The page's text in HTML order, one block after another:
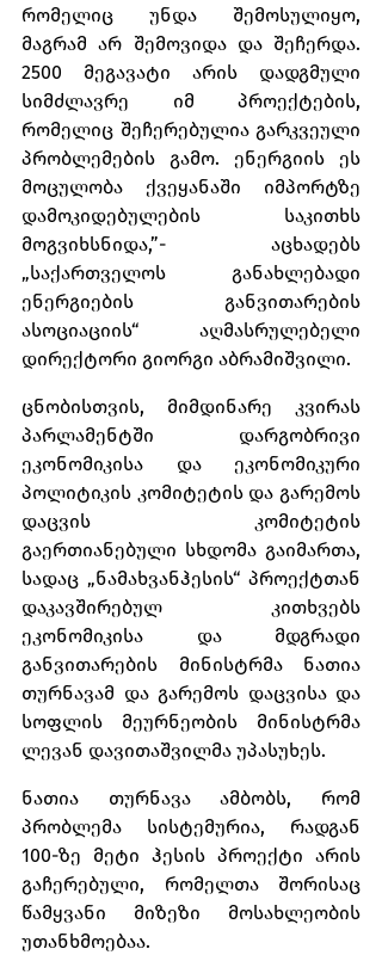
რომელიც უნდა შემოსულიყო,
მაგრამ არ შემოვიდა და შეჩერდა.
2500 მეგავატი არის დადგმული
სიმძლავრე იმ პროექტების,
რომელიც შეჩერებულია გარკვეული
პრობლემების გამო. ენერგიის ეს
მოცულობა ქვეყანაში იმპორტზე
დამოკიდებულების საკითხს
მოგვიხსნიდა,”- აცხადებს
„საქართველოს განახლებადი
ენერგიების განვითარების
ასოციაციის“ აღმასრულებელი
დირექტორი გიორგი აბრამიშვილი.
ცნობისთვის, მიმდინარე კვირას
პარლამენტში დარგობრივი
ეკონომიკისა და ეკონომიკური
პოლიტიკის კომიტეტის და გარემოს
დაცვის კომიტეტის
გაერთიანებული სხდომა გაიმართა,
სადაც „ნამახვანჰესის“ პროექტთან
დაკავშირებულ კითხვებს
ეკონომიკისა და მდგრადი
განვითარების მინისტრმა ნათია
თურნავამ და გარემოს დაცვისა და
სოფლის მეურნეობის მინისტრმა
ლევან დავითაშვილმა უპასუხეს.
ნათია თურნავა ამბობს, რომ
პრობლემა სისტემურია, რადგან
100-ზე მეტი ჰესის პროექტი არის
გაჩერებული, რომელთა შორისაც
წამყვანი მიზეზი მოსახლეობის
უთანხმოებაა.